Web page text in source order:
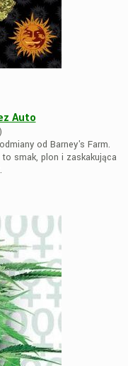
Auto
od Barney's Farm.
smak, plon i zaskakująca